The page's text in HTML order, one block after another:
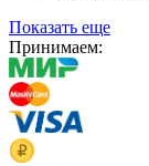
Показать еще
Принимаем: